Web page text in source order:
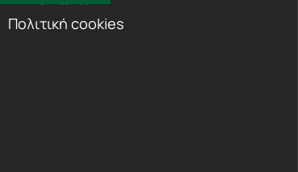
Πολιτική cookies